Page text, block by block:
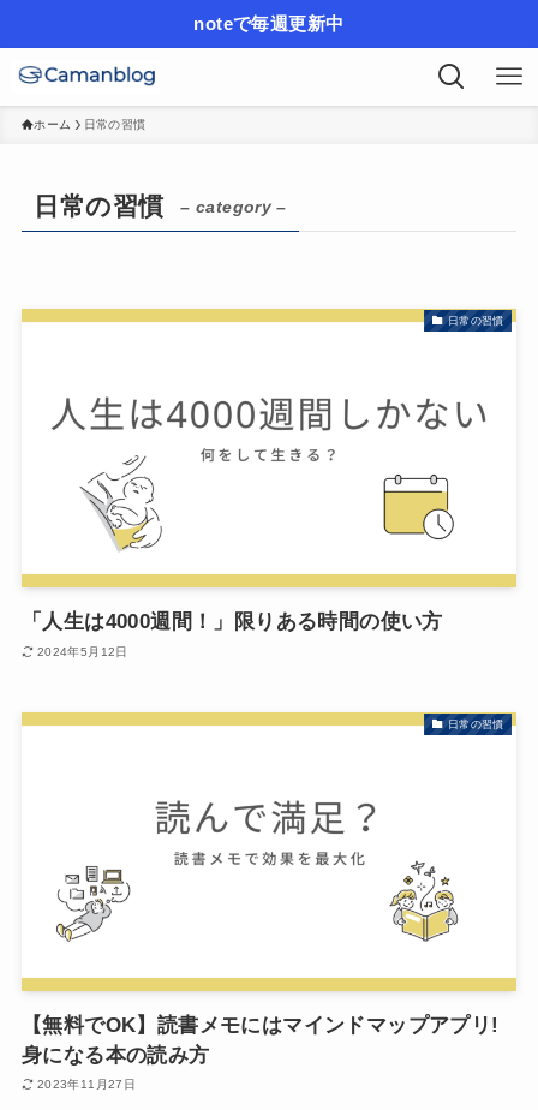
noteで毎週更新中
ホーム 日常の習慣
日常の習慣 – category –
日常の習慣
「人生は4000週間！」限りある時間の使い方
2024年5月12日
日常の習慣
【無料でOK】読書メモにはマインドマップアプリ!
身になる本の読み方
2023年11月27日